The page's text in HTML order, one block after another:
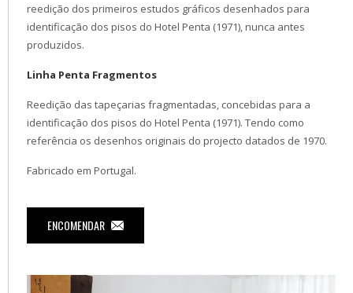
reedição dos primeiros estudos gráficos desenhados para
identificação dos pisos do Hotel Penta (1971), nunca antes
produzidos.
Linha Penta Fragmentos
Reedição das tapeçarias fragmentadas, concebidas para a
identificação dos pisos do Hotel Penta (1971). Tendo como
referência os desenhos originais do projecto datados de 1970.
Fabricado em Portugal.
ENCOMENDAR